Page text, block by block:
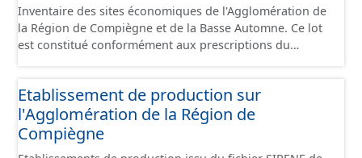
Inventaire des sites économiques de l'Agglomération de
la Région de Compiègne et de la Basse Automne. Ce lot
est constitué conformément aux prescriptions du
Etablissement de production sur
l'Agglomération de la Région de
Compiègne